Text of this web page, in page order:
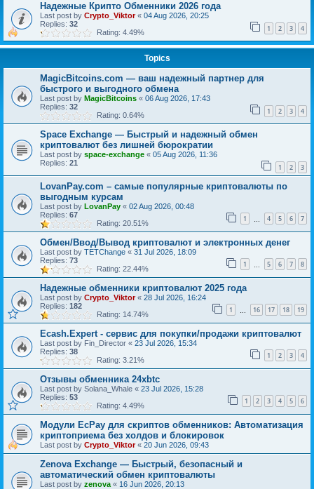
Надежные Крипто Обменники 2026 года
Last post by Crypto_Viktor« 04 Aug 2026, 20:25
Replies: 32 1 2 3 4
Rating: 4.49%
Topics
MagicBitcoins.com — ваш надежный партнер для
быстрого и выгодного обмена
Last post by MagicBitcoins « 06 Aug 2026, 17:43
Replies: 32 1 2 3 4
Rating: 0.64%
Space Exchange — Быстрый и надежный обмен
криптовалют без лишней бюрократии
Last post by space-exchange « 05 Aug 2026, 11:36
Replies: 21 1 2 3
LovanPay.com – самые популярные криптовалюты по
выгодным курсам
Last post by LovanPay « 02 Aug 2026, 00:48
Replies: 67 1 4 5 6 7
Rating: 20.51%
Обмен/Ввод/Вывод криптовалют и электронных денег
Last post by TETChange « 31 Jul 2026, 18:09
Replies: 73 1 5 6 7 8
Rating: 22.44%
Надежные обменники криптовалют 2025 года
Last post by Crypto_Viktor« 28 Jul 2026, 16:24
Replies: 182 1 16 17 18 19
Rating: 14.74%
Ecash.Expert - сервис для покупки/продажи криптовалют
Last post by Fin_Director « 23 Jul 2026, 15:34
Replies: 38 1 2 3 4
Rating: 3.21%
Отзывы обменника 24xbtc
Last post by Solana_Whale « 23 Jul 2026, 15:28
Replies: 53 1 2 3 4 5 6
Rating: 4.49%
Модули EcPay для скриптов обменников: Автоматизация
криптоприема без холдов и блокировок
Last post by Crypto_Viktor« 20 Jun 2026, 09:43
Zenova Exchange — Быстрый, безопасный и
автоматический обмен криптовалюты
Last post by zenova « 16 Jun 2026, 20:13